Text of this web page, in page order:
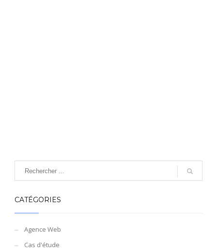
CATÉGORIES
Agence Web
Cas d'étude